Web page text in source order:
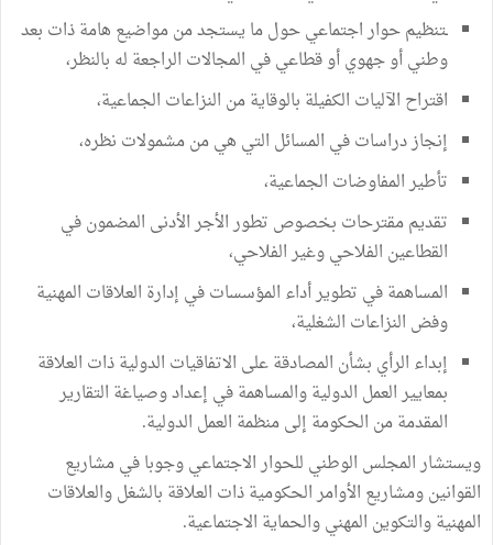
ـتنظيم حوار اجتماعي حول ما يستجد من مواضيع هامة ذات بعد
وطني أو جهوي أو قطاعي في المجالات الراجعة له بالنظر،
اقتراح الآليات الكفيلة بالوقاية من النزاعات الجماعية،
إنجاز دراسات في المسائل التي هي من مشمولات نظره،
تأطير المفاوضات الجماعية،
تقديم مقترحات بخصوص تطور الأجر الأدنى المضمون في
القطاعين الفلاحي وغير الفلاحي،
المساهمة في تطوير أداء المؤسسات في إدارة العلاقات المهنية
وفض النزاعات الشغلية،
إبداء الرأي بشأن المصادقة على الاتفاقيات الدولية ذات العلاقة
بمعايير العمل الدولية والمساهمة في إعداد وصياغة التقارير
المقدمة من الحكومة إلى منظمة العمل الدولية.
ويستشار المجلس الوطني للحوار الاجتماعي وجوبا في مشاريع
القوانين ومشاريع الأوامر الحكومية ذات العلاقة بالشغل والعلاقات
المهنية والتكوين المهني والحماية الاجتماعية.